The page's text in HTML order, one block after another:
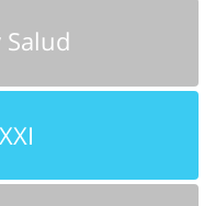
Salud